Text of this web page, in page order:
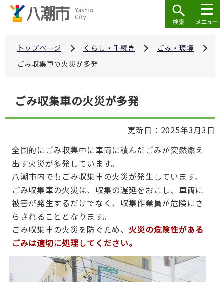
トップページ くらし・手続き
ごみ・環境
ごみ収集車の火災が多発
こ
ら
ごみ収集車の火災が多発
更新日：2025年3月3日
全国的にごみ収集中に車両に積んだごみが突然燃え
出す火災が多発しています。
八潮市内でもごみ収集車の火災が発生しています。
ごみ収集車の火災は、収集の遅延をおこし、車両に
被害が発生するだけでなく、収集作業員が危険にさ
らされることとなります。
ごみ収集車の火災を防ぐため、 火災の危険性がある
ごみは適切に処理してください。